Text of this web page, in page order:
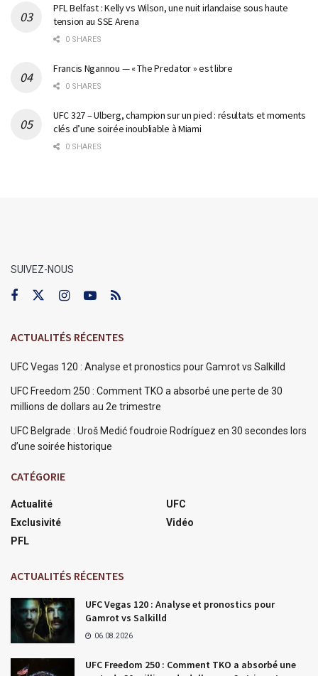
PFL Belfast : Kelly vs Wilson, une nuit irlandaise sous haute
tension au SSE Arena
0 SHARES
Francis Ngannou — « The Predator » est libre
0 SHARES
UFC 327 – Ulberg, champion sur un pied : résultats et moments
clés d’une soirée inoubliable à Miami
0 SHARES
SUIVEZ-NOUS
ACTUALITÉS RÉCENTES
UFC Vegas 120 : Analyse et pronostics pour Gamrot vs Salkilld
UFC Freedom 250 : Comment TKO a absorbé une perte de 30
millions de dollars au 2e trimestre
UFC Belgrade : Uroš Medić foudroie Rodríguez en 30 secondes lors
d’une soirée historique
CATÉGORIE
Actualité
Exclusivité
PFL
UFC
Vidéo
ACTUALITÉS RÉCENTES
UFC Vegas 120 : Analyse et pronostics pour
Gamrot vs Salkilld
06.08.2026
UFC Freedom 250 : Comment TKO a absorbé une